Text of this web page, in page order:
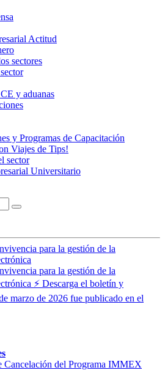
Actitud
sectores
y aduanas
y Programas de Capacitación
Viajes de Tips!
sector
Universitario
para la gestión de la
para la gestión de la
⚡ Descarga el boletín y
marzo de 2026 fue publicado en el
Cancelación del Programa IMMEX